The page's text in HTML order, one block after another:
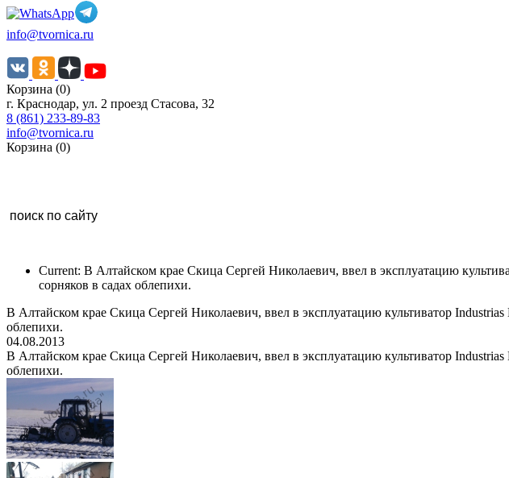
info@tvornica.ru
Корзина (0)
г. Краснодар, ул. 2 проезд Стасова, 32
8 (861) 233-89-83
info@tvornica.ru
Корзина (0)
Current: В Алтайском крае Скица Сергей Николаевич, ввел в эксплуатацию
сорняков в садах облепихи.
В Алтайском крае Скица Сергей Николаевич, ввел в эксплуатацию культиватор
облепихи.
04.08.2013
В Алтайском крае Скица Сергей Николаевич, ввел в эксплуатацию культиватор
облепихи.